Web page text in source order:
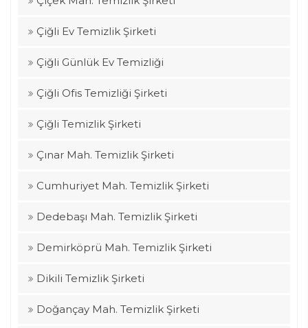
Çiğli Ev Temizlik Şirketi
Çiğli Günlük Ev Temizliği
Çiğli Ofis Temizliği Şirketi
Çiğli Temizlik Şirketi
Çınar Mah. Temizlik Şirketi
Cumhuriyet Mah. Temizlik Şirketi
Dedebaşı Mah. Temizlik Şirketi
Demirköprü Mah. Temizlik Şirketi
Dikili Temizlik Şirketi
Doğançay Mah. Temizlik Şirketi